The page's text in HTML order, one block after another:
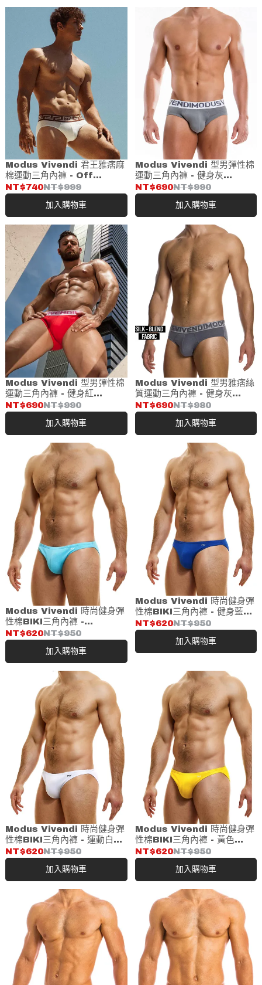
Modus Vivendi 君王雅痞麻
棉運動三角內褲 - Off
White(27514)
NT$740NT$999
加入購物車
Modus Vivendi 型男彈性棉
運動三角內褲 - 健身灰
(18511)
NT$690NT$990
加入購物車
Modus Vivendi 型男彈性棉
運動三角內褲 - 健身紅
(18511)
NT$690NT$990
加入購物車
Modus Vivendi 型男雅痞絲
質運動三角內褲 - 健身灰
(08513)
NT$690NT$980
加入購物車
Modus Vivendi 時尚健身彈
性棉BIKI三角內褲 -
AQUA(04016)
NT$620NT$950
加入購物車
Modus Vivendi 時尚健身彈
性棉BIKI三角內褲 - 健身藍
(04016)
NT$620NT$950
加入購物車
Modus Vivendi 時尚健身彈
性棉BIKI三角內褲 - 運動白
(04016)
NT$620NT$950
加入購物車
Modus Vivendi 時尚健身彈
性棉BIKI三角內褲 - 黃色
(04016)
NT$620NT$950
加入購物車